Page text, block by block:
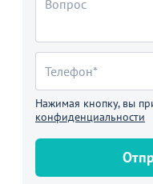
Нажимая кнопку, вы
конфиденциальности